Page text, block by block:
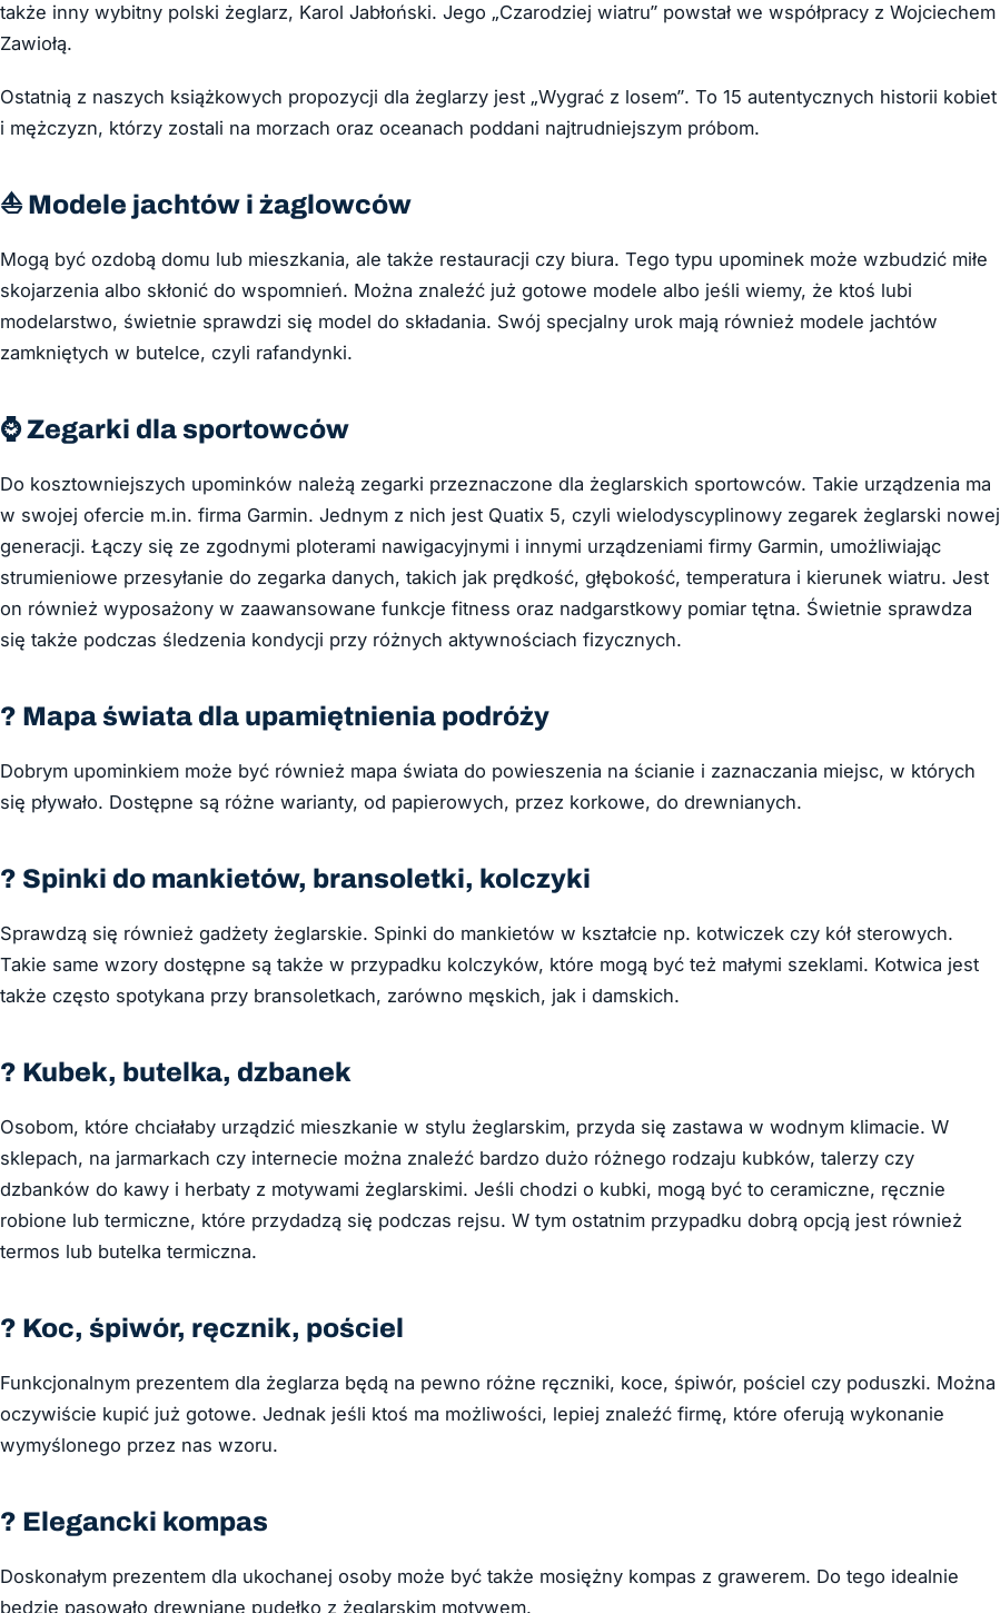
także inny wybitny polski żeglarz, Karol Jabłoński. Jego „Czarodziej wiatru” powstał we współpracy z Wojciechem
Zawiołą.
Ostatnią z naszych książkowych propozycji dla żeglarzy jest „Wygrać z losem”. To 15 autentycznych historii kobiet
i mężczyzn, którzy zostali na morzach oraz oceanach poddani najtrudniejszym próbom.
⛵ Modele jachtów i żaglowców
Mogą być ozdobą domu lub mieszkania, ale także restauracji czy biura. Tego typu upominek może wzbudzić miłe
skojarzenia albo skłonić do wspomnień. Można znaleźć już gotowe modele albo jeśli wiemy, że ktoś lubi
modelarstwo, świetnie sprawdzi się model do składania. Swój specjalny urok mają również modele jachtów
zamkniętych w butelce, czyli rafandynki.
⌚ Zegarki dla sportowców
Do kosztowniejszych upominków należą zegarki przeznaczone dla żeglarskich sportowców. Takie urządzenia ma
w swojej ofercie m.in. firma Garmin. Jednym z nich jest Quatix 5, czyli wielodyscyplinowy zegarek żeglarski nowej
generacji. Łączy się ze zgodnymi ploterami nawigacyjnymi i innymi urządzeniami firmy Garmin, umożliwiając
strumieniowe przesyłanie do zegarka danych, takich jak prędkość, głębokość, temperatura i kierunek wiatru. Jest
on również wyposażony w zaawansowane funkcje fitness oraz nadgarstkowy pomiar tętna. Świetnie sprawdza
się także podczas śledzenia kondycji przy różnych aktywnościach fizycznych.
? Mapa świata dla upamiętnienia podróży
Dobrym upominkiem może być również mapa świata do powieszenia na ścianie i zaznaczania miejsc, w których
się pływało. Dostępne są różne warianty, od papierowych, przez korkowe, do drewnianych.
? Spinki do mankietów, bransoletki, kolczyki
Sprawdzą się również gadżety żeglarskie. Spinki do mankietów w kształcie np. kotwiczek czy kół sterowych.
Takie same wzory dostępne są także w przypadku kolczyków, które mogą być też małymi szeklami. Kotwica jest
także często spotykana przy bransoletkach, zarówno męskich, jak i damskich.
? Kubek, butelka, dzbanek
Osobom, które chciałaby urządzić mieszkanie w stylu żeglarskim, przyda się zastawa w wodnym klimacie. W
sklepach, na jarmarkach czy internecie można znaleźć bardzo dużo różnego rodzaju kubków, talerzy czy
dzbanków do kawy i herbaty z motywami żeglarskimi. Jeśli chodzi o kubki, mogą być to ceramiczne, ręcznie
robione lub termiczne, które przydadzą się podczas rejsu. W tym ostatnim przypadku dobrą opcją jest również
termos lub butelka termiczna.
? Koc, śpiwór, ręcznik, pościel
Funkcjonalnym prezentem dla żeglarza będą na pewno różne ręczniki, koce, śpiwór, pościel czy poduszki. Można
oczywiście kupić już gotowe. Jednak jeśli ktoś ma możliwości, lepiej znaleźć firmę, które oferują wykonanie
wymyślonego przez nas wzoru.
? Elegancki kompas
Doskonałym prezentem dla ukochanej osoby może być także mosiężny kompas z grawerem. Do tego idealnie
będzie pasowało drewniane pudełko z żeglarskim motywem.